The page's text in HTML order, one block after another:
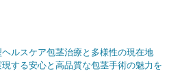
ルスケア包茎治療と多様性の現在地
する安心と高品質な包茎手術の魅力を